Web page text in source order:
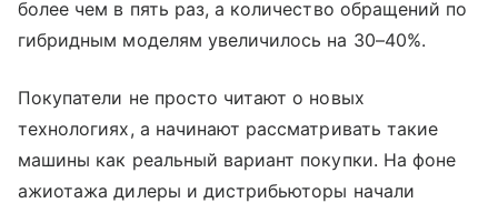
более чем в пять раз, а количество обращений по
гибридным моделям увеличилось на 30–40%.
Покупатели не просто читают о новых
технологиях, а начинают рассматривать такие
машины как реальный вариант покупки. На фоне
ажиотажа дилеры и дистрибьюторы начали